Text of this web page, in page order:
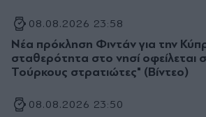
08.08.2026 23:58
Νέα πρόκληση Φιντάν για την
σταθερότητα στο νησί οφείλεται
Τούρκους στρατιώτες" (Βίντεο)
08.08.2026 23:50